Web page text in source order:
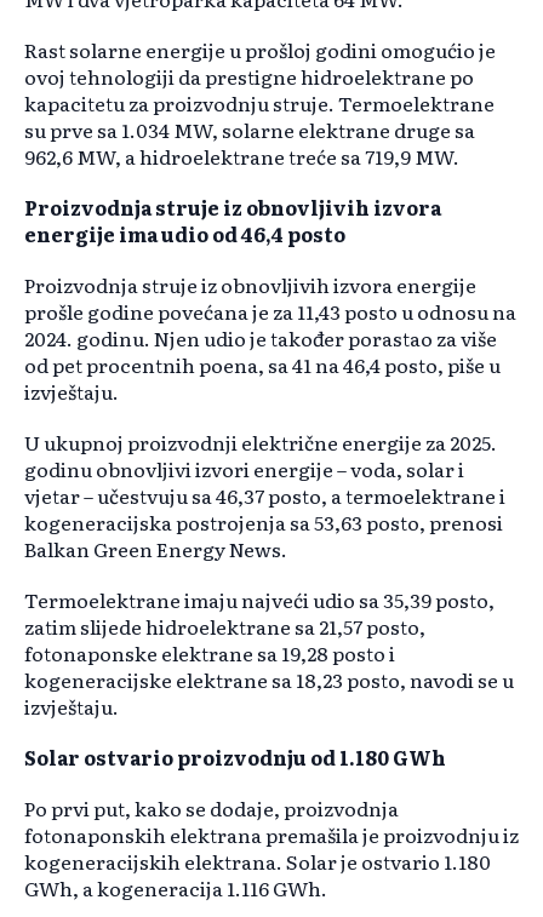
Rast solarne energije u prošloj godini omogućio je
ovoj tehnologiji da prestigne hidroelektrane po
kapacitetu za proizvodnju struje. Termoelektrane
su prve sa 1.034 MW, solarne elektrane druge sa
962,6 MW, a hidroelektrane treće sa 719,9 MW.
Proizvodnja struje iz obnovljivih izvora
energije ima udio od 46,4 posto
Proizvodnja struje iz obnovljivih izvora energije
prošle godine povećana je za 11,43 posto u odnosu na
2024. godinu. Njen udio je također porastao za više
od pet procentnih poena, sa 41 na 46,4 posto, piše u
izvještaju.
U ukupnoj proizvodnji električne energije za 2025.
godinu obnovljivi izvori energije – voda, solar i
vjetar – učestvuju sa 46,37 posto, a termoelektrane i
kogeneracijska postrojenja sa 53,63 posto, prenosi
Balkan Green Energy News.
Termoelektrane imaju najveći udio sa 35,39 posto,
zatim slijede hidroelektrane sa 21,57 posto,
fotonaponske elektrane sa 19,28 posto i
kogeneracijske elektrane sa 18,23 posto, navodi se u
izvještaju.
Solar ostvario proizvodnju od 1.180 GWh
Po prvi put, kako se dodaje, proizvodnja
fotonaponskih elektrana premašila je proizvodnju iz
kogeneracijskih elektrana. Solar je ostvario 1.180
GWh, a kogeneracija 1.116 GWh.